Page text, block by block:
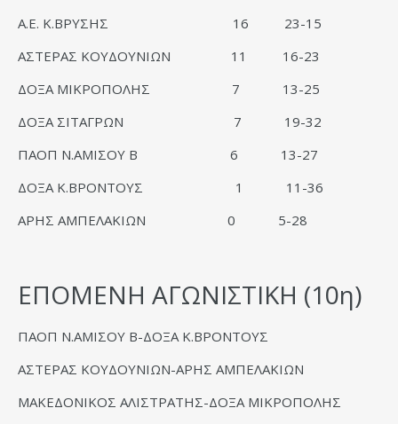
Α.Ε. Κ.ΒΡΥΣΗΣ 16 23-15
ΑΣΤΕΡΑΣ ΚΟΥΔΟΥΝΙΩΝ 11 16-23
ΔΟΞΑ ΜΙΚΡΟΠΟΛΗΣ 7 13-25
ΔΟΞΑ ΣΙΤΑΓΡΩΝ 7 19-32
ΠΑΟΠ Ν.ΑΜΙΣΟΥ Β 6 13-27
ΔΟΞΑ Κ.ΒΡΟΝΤΟΥΣ 1 11-36
ΑΡΗΣ ΑΜΠΕΛΑΚΙΩΝ 0 5-28
ΕΠΟΜΕΝΗ ΑΓΩΝΙΣΤΙΚΗ (10η)
ΠΑΟΠ Ν.ΑΜΙΣΟΥ Β-ΔΟΞΑ Κ.ΒΡΟΝΤΟΥΣ
ΑΣΤΕΡΑΣ ΚΟΥΔΟΥΝΙΩΝ-ΑΡΗΣ ΑΜΠΕΛΑΚΙΩΝ
ΜΑΚΕΔΟΝΙΚΟΣ ΑΛΙΣΤΡΑΤΗΣ-ΔΟΞΑ ΜΙΚΡΟΠΟΛΗΣ